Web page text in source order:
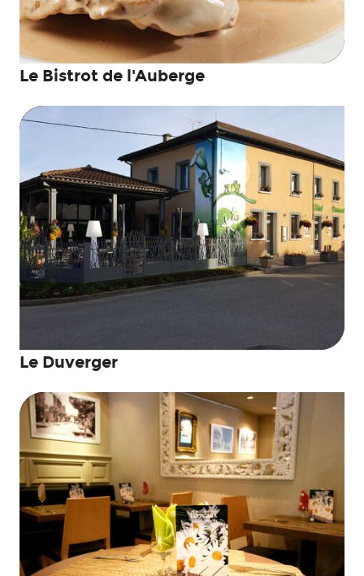
Le Bistrot de l'Auberge
Le Duverger